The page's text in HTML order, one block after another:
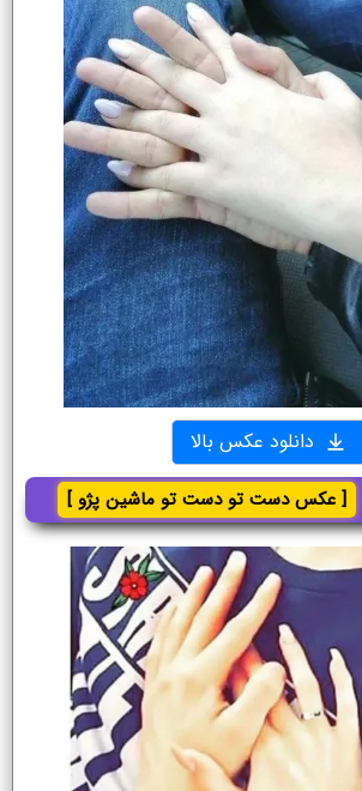
دانلود عکس بالا
[ عکس دست تو دست تو ماشین پژو ]